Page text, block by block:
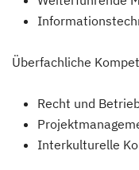
Überfachliche
Recht und
Interkulturelle